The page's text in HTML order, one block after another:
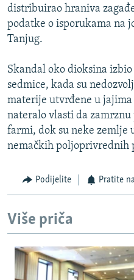
VIŠE OD NASLOVA
GENOCID U SREBRENICI
TV LIBERTY
POST SCRIPTUM
MOJA EVROPA
TRI DECENIJE OD RATA U BIH
NASTANAK I RASPAD JUGOSLAVIJE
PRATITE NAS
Sve RFE/RL stranice
distribuirao hraniva
podatke o isporukama na
Tanjug.
Skandal oko dioksina
sedmice, kada su
materije utvrđene u jajima
nateralo vlasti da
farmi, dok su neke zemlje
nemačkih poljoprivrednih
Podijelite Pratite
Više priča